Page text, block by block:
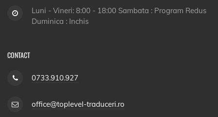
Luni - Vineri: 8:00 - 18:00 Sambata : Program Redus
Duminica : Inchis
CONTACT
0733.910.927
office@toplevel-traduceri.ro